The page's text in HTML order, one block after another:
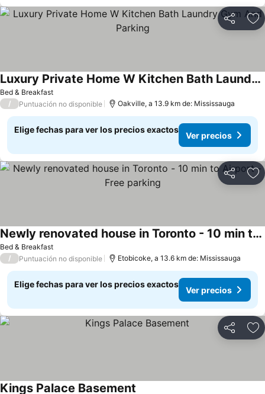
Compartir
Bed & Breakfast
Luxury Private Home W Kitchen Bath Laundry Gym And Parking
/ Puntuación no disponible Oakville, a 13.9 km de: Mississauga
Elige fechas para ver los precios exactos
Ver precios
Compartir
Bed & Breakfast
Newly renovated house in Toronto - 10 min to Airport - Free parking
/ Puntuación no disponible Etobicoke, a 13.6 km de: Mississauga
Elige fechas para ver los precios exactos
Ver precios
Compartir
Kings Palace Basement